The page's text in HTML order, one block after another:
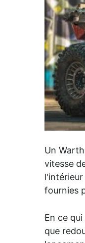
Un
vitesse
fournies
En ce
que